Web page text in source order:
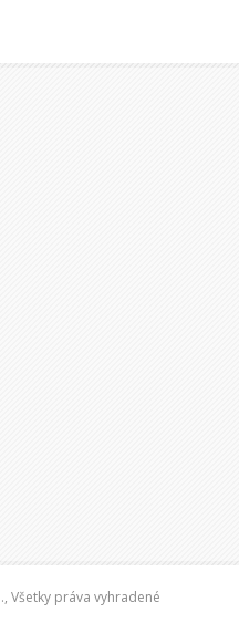
Všetky práva vyhradené